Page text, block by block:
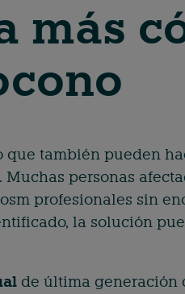
más
que también pueden
personas
profesionales sin
la solución
de última generación